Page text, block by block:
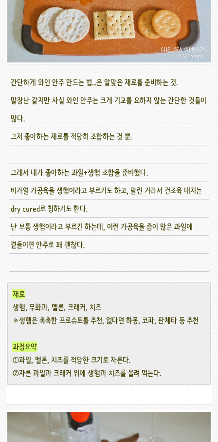
간단하게 와인 안주 만드는 법...은 알맞은 재료를 준비하는 것.
말장난 같지만 사실 와인 안주는 크게 기교를 요하지 않는 간단한 것들이
많다.
그저 좋아하는 재료를 적당히 조합하는 것 뿐.
그래서 내가 좋아하는 과일+생햄 조합을 준비했다.
비가열 가공육을 생햄이라고 부르기도 하고, 말린 거라서 건조육 내지는
dry cured로 칭하기도 한다.
난 보통 생햄이라고 부르긴 하는데, 이런 가공육을 즙이 많은 과일에
곁들이면 안주로 꽤 괜찮다.
재료
생햄, 무화과, 멜론, 크래커, 치즈
※생햄은 촉촉한 프로슈토를 추천, 없다면 하몽, 코파, 판체타 등 추천
과정요약
①과일, 멜론, 치즈를 적당한 크기로 자른다.
②자른 과일과 크래커 위에 생햄과 치즈를 올려 먹는다.